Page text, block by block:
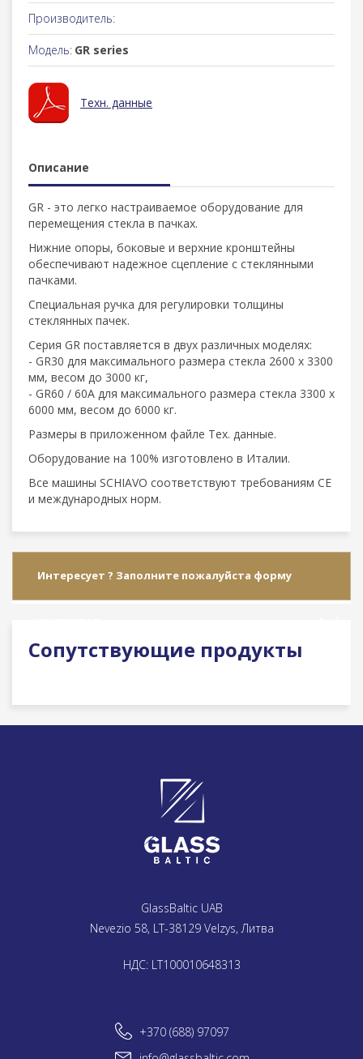
Производитель:
Модель: GR series
Техн. данные
Описание
GR - это легко настраиваемое оборудование для
перемещения стекла в пачках.
Нижние опоры, боковые и верхние кронштейны
обеспечивают надежное сцепление с стеклянными
пачками.
Специальная ручка для регулировки толщины
стеклянных пачек.
Серия GR поставляется в двух различных моделях:
- GR30 для максимального размера стекла 2600 x 3300
мм, весом до 3000 кг,
- GR60 / 60A для максимального размера стекла 3300 x
6000 мм, весом до 6000 кг.
Размеры в приложенном файле Тех. данные.
Оборудование на 100% изготовлено в Италии.
Все машины SCHIAVO соответствуют требованиям CE
и международных норм.
Интересует ? Заполните пожалуйста форму
Сопутствующие продукты
GlassBaltic UAB
Nevezio 58, LT-38129 Velzys, Литва
НДС: LT100010648313
+370 (688) 97097